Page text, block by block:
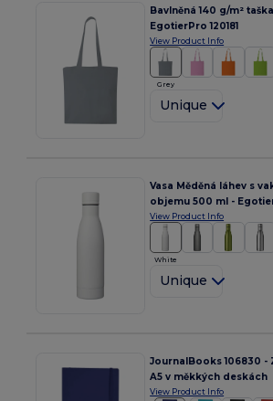
Bavlněná 140 g/m²
EgotierPro 120181
View Product Info
Grey
Unique
Vasa Měděná láhev s
objemu 500 ml -
View Product Info
White
Unique
JournalBooks 106830 -
A5 v měkkých deskách
View Product Info